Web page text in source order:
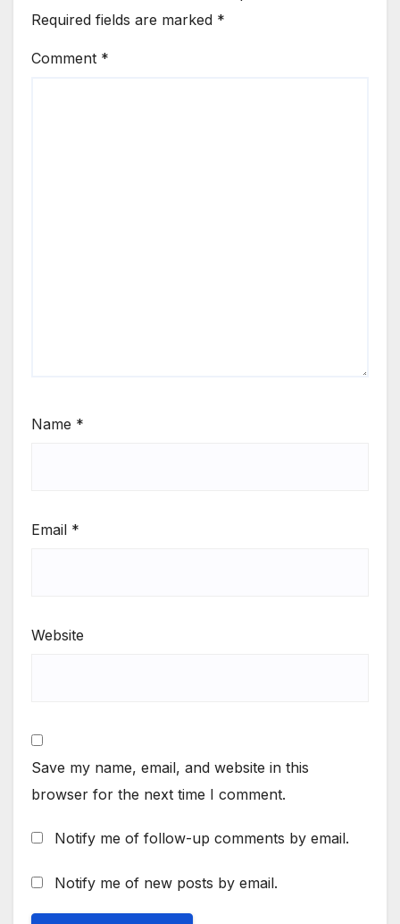
Required fields are marked *
Comment *
Name *
Email *
Website
Save my name, email, and website in this
browser for the next time I comment.
Notify me of follow-up comments by email.
Notify me of new posts by email.